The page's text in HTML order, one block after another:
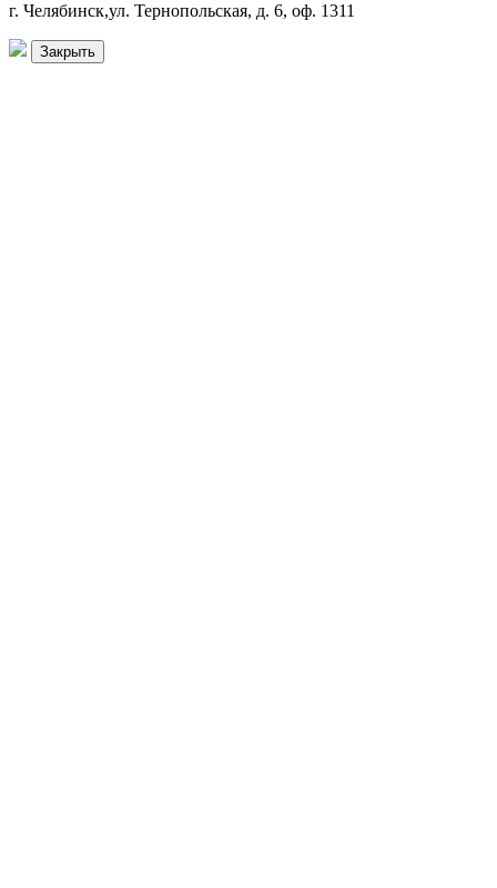
г. Челябинск,ул. Тернопольская, д. 6, оф. 1311
Закрыть